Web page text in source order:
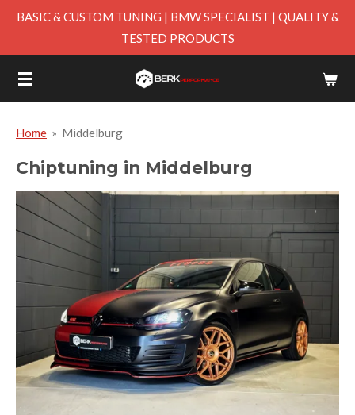
Skip
content
BASIC & CUSTOM TUNING | BMW SPECIALIST | QUALITY &
TESTED PRODUCTS
Home » Middelburg
Chiptuning in Middelburg